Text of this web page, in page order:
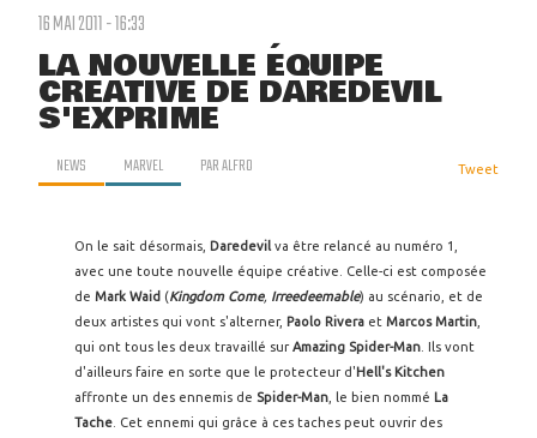
16 MAI 2011 - 16:33
LA NOUVELLE ÉQUIPE
CRÉATIVE DE DAREDEVIL
S'EXPRIME
NEWS MARVEL PARALFRO Tweet
On le sait désormais, Daredevil va être relancé au numéro 1,
avec une toute nouvelle équipe créative. Celle-ci est composée
de Mark Waid (Kingdom Come, Irreedeemable) au scénario, et de
deux artistes qui vont s'alterner, Paolo Rivera et Marcos Martin
qui ont tous les deux travaillé surAmazing Spider-Man . Ils vont
d'ailleurs faire en sorte que le protecteur d'Hell's Kitchen
affronte un des ennemis de Spider-Man , le bien nommé La
Tache . Cet ennemi qui grâce à ces taches peut ouvrir des